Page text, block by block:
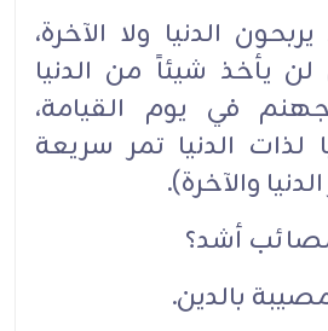
الدنيا ولا الآخرة،
يأخذ شيئاً من الدنيا
في يوم القيامة،
لذات الدنيا تمر سريعة
والآخرة).
أشد؟
بالدين.